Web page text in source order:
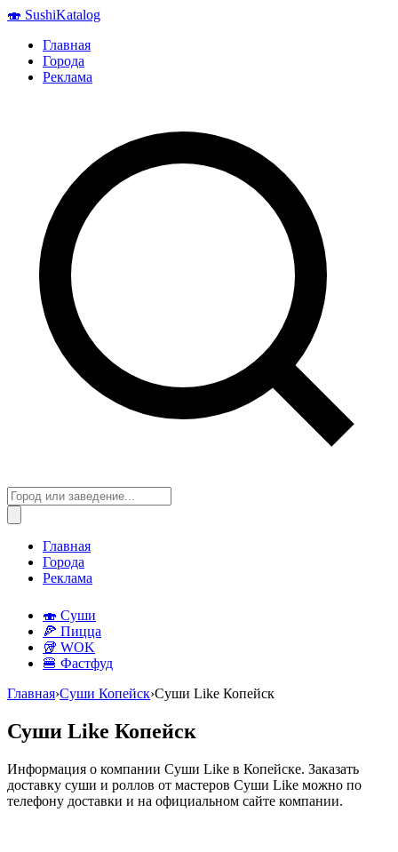
🍣 SushiKatalog
Главная
Города
Реклама
Главная
Города
Реклама
🍣 Суши
🍕 Пицца
🥡 WOK
🍔 Фастфуд
Главная›Суши Копейск›Суши Like Копейск
Суши Like Копейск
Информация о компании Суши Like в Копейске. Заказать
доставку суши и роллов от мастеров Суши Like можно по
телефону доставки и на официальном сайте компании.